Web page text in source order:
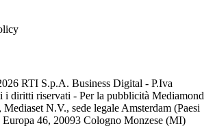
RTI S.p.A. Business Digital - P.Iva
i diritti riservati - Per la pubblicità Mediamond
N.V., sede legale Amsterdam (Paesi
46, 20093 Cologno Monzese (MI)